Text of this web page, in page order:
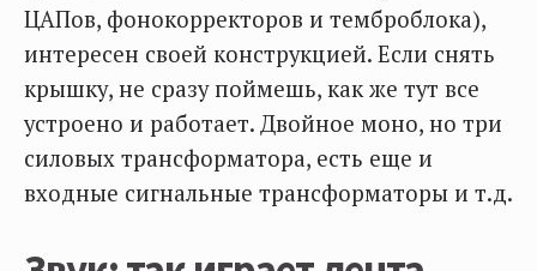
ЦАПов, фонокорректоров и темброблока),
интересен своей конструкцией. Если снять
крышку, не сразу поймешь, как же тут все
устроено и работает. Двойное моно, но три
силовых трансформатора, есть еще и
входные сигнальные трансформаторы и т.д.